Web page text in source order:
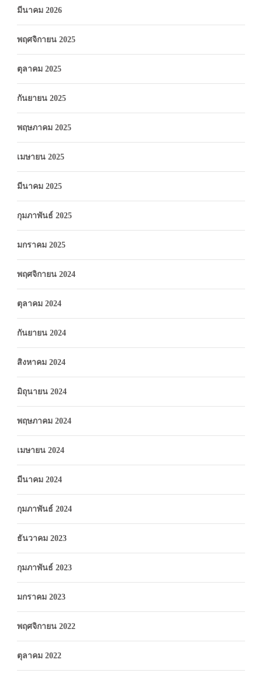
มีนาคม 2026
พฤศจิกายน 2025
ตุลาคม 2025
กันยายน 2025
พฤษภาคม 2025
เมษายน 2025
มีนาคม 2025
กุมภาพันธ์ 2025
มกราคม 2025
พฤศจิกายน 2024
ตุลาคม 2024
กันยายน 2024
สิงหาคม 2024
มิถุนายน 2024
พฤษภาคม 2024
เมษายน 2024
มีนาคม 2024
กุมภาพันธ์ 2024
ธันวาคม 2023
กุมภาพันธ์ 2023
มกราคม 2023
พฤศจิกายน 2022
ตุลาคม 2022